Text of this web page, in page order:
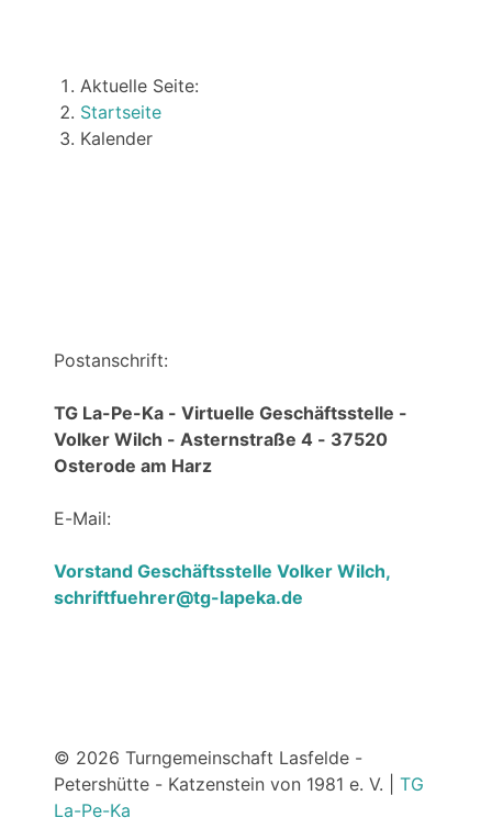
Aktuelle Seite:
Startseite
Kalender
Postanschrift:
TG La-Pe-Ka - Virtuelle Geschäftsstelle -
Volker Wilch - Asternstraße 4 - 37520
Osterode am Harz
E-Mail:
Vorstand Geschäftsstelle Volker Wilch,
schriftfuehrer@tg-lapeka.de
© 2026 Turngemeinschaft Lasfelde -
Petershütte - Katzenstein von 1981 e. V. | TG
La-Pe-Ka